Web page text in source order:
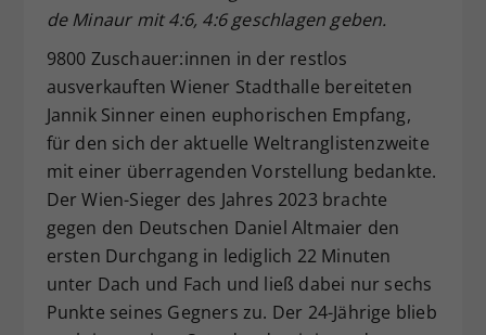
de Minaur mit 4:6, 4:6 geschlagen geben.
9800 Zuschauer:innen in der restlos
ausverkauften Wiener Stadthalle bereiteten
Jannik Sinner einen euphorischen Empfang,
für den sich der aktuelle Weltranglistenzweite
mit einer überragenden Vorstellung bedankte.
Der Wien-Sieger des Jahres 2023 brachte
gegen den Deutschen Daniel Altmaier den
ersten Durchgang in lediglich 22 Minuten
unter Dach und Fach und ließ dabei nur sechs
Punkte seines Gegners zu. Der 24-Jährige blieb